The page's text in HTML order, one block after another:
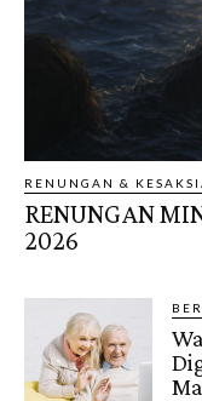
RENUNGAN &
RENUNGAN
2026